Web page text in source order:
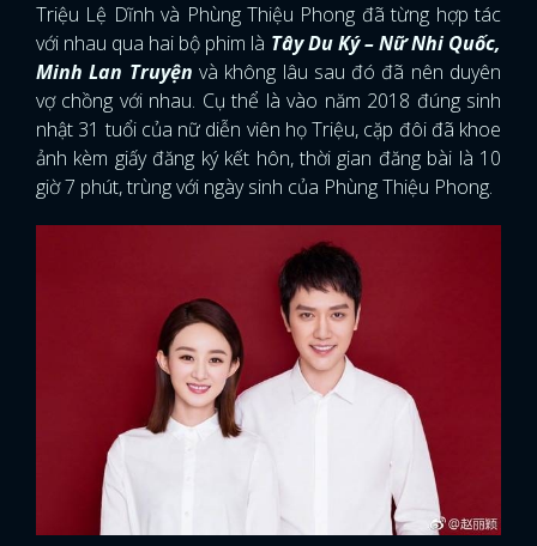
Triệu Lệ Dĩnh và Phùng Thiệu Phong đã từng hợp tác
với nhau qua hai bộ phim là Tây Du Ký – Nữ Nhi Quốc,
Minh Lan Truyện và không lâu sau đó đã nên duyên
vợ chồng với nhau. Cụ thể là vào năm 2018 đúng sinh
nhật 31 tuổi của nữ diễn viên họ Triệu, cặp đôi đã khoe
ảnh kèm giấy đăng ký kết hôn, thời gian đăng bài là 10
giờ 7 phút, trùng với ngày sinh của Phùng Thiệu Phong.